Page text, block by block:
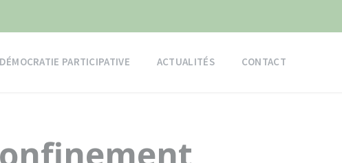
DÉMOCRATIE PARTICIPATIVE ACTUALITÉS CONTACT